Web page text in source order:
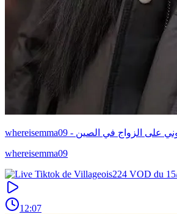
whereisemma09
12:07